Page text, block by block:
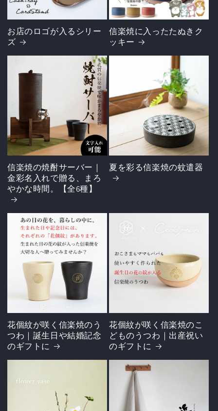
お店のロゴが入るシリー
ズ
信楽焼に入ったたぬきク
ッキー
信楽焼の焼酎サーバー｜
金彩名入れで贈る、まろ
やかな時間。【全6種】
夏を彩る信楽焼の蚊遣器
花個紋が咲く信楽焼のう
つわ｜誕生日や結婚記念
のギフトに
花個紋が咲く信楽焼のこ
どものうつわ｜出産祝い
のギフトに